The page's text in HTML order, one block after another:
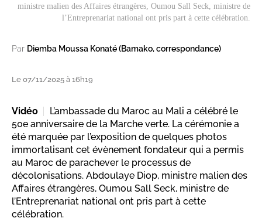
ministre malien des Affaires étrangères, Oumou Sall Seck, ministre de
l’Entreprenariat national ont pris part à cette célébration.
Par Diemba Moussa Konaté (Bamako, correspondance)
Le 07/11/2025 à 16h19
Vidéo
L’ambassade du Maroc au Mali a célébré le
50e anniversaire de la Marche verte. La cérémonie a
été marquée par l’exposition de quelques photos
immortalisant cet évènement fondateur qui a permis
au Maroc de parachever le processus de
décolonisations. Abdoulaye Diop, ministre malien des
Affaires étrangères, Oumou Sall Seck, ministre de
l’Entreprenariat national ont pris part à cette
célébration.